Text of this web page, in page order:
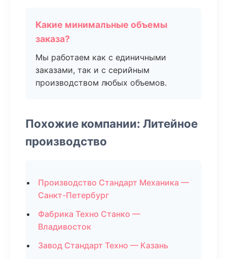
Какие минимальные объемы
заказа?
Мы работаем как с единичными
заказами, так и с серийным
производством любых объемов.
Похожие компании: Литейное
производство
Производство Стандарт Механика —
Санкт-Петербург
Фабрика Техно Станко —
Владивосток
Завод Стандарт Техно — Казань